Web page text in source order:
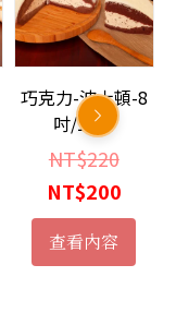
巧克力-波士頓-8
吋/10片
NT$220原
始
價
格：
NT$200目
前
價
查看內容